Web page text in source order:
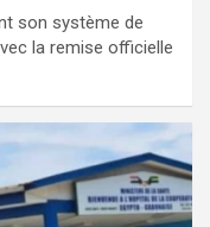
son système de
la remise officielle